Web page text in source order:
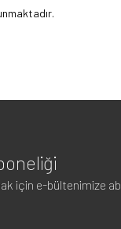
için e-bültenimize